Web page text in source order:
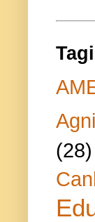
Tagi
(28)